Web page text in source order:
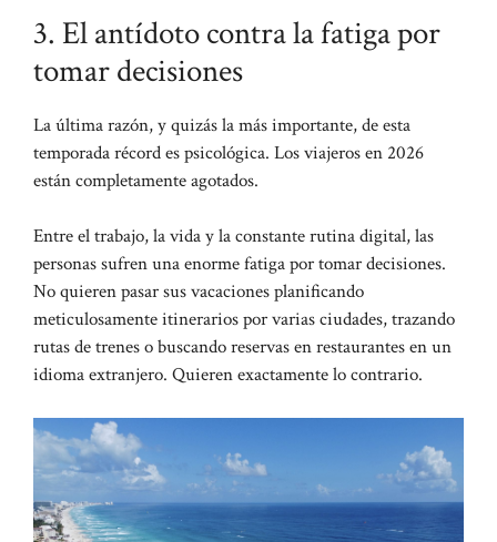
3. El antídoto contra la fatiga por
tomar decisiones
La última razón, y quizás la más importante, de esta
temporada récord es psicológica. Los viajeros en 2026
están completamente agotados.
Entre el trabajo, la vida y la constante rutina digital, las
personas sufren una enorme fatiga por tomar decisiones.
No quieren pasar sus vacaciones planificando
meticulosamente itinerarios por varias ciudades, trazando
rutas de trenes o buscando reservas en restaurantes en un
idioma extranjero. Quieren exactamente lo contrario.